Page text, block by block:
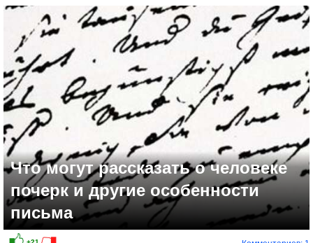
Что могут рассказать о человеке
почерк и другие особенности
письма